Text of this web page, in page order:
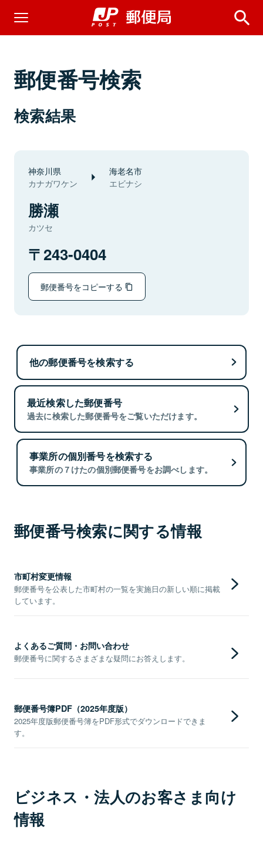
郵便番号検索
検索結果
神奈川県
カナガワケン
海老名市
エビナシ
勝瀬
カツセ
243-0404
郵便番号をコピーする
他の郵便番号を検索する
最近検索した郵便番号
過去に検索した郵便番号をご覧いただけます。
事業所の個別番号を検索する
事業所の７けたの個別郵便番号をお調べします。
郵便番号検索に関する情報
市町村変更情報
郵便番号を公表した市町村の一覧を実施日の新しい順に掲載
しています。
よくあるご質問・お問い合わせ
郵便番号に関するさまざまな疑問にお答えします。
郵便番号簿PDF（2025年度版）
2025年度版郵便番号簿をPDF形式でダウンロードできま
す。
ビジネス・法人のお客さま向け
情報